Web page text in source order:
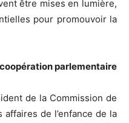
être mises en lumière,
pour promouvoir la
parlementaire
de la Commission de
de l’enfance de la